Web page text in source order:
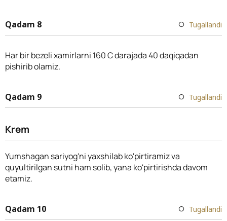
Qadam 8 Tugallandi
Har bir bezeli xamirlarni 160 C darajada 40 daqiqadan
pishirib olamiz.
Qadam 9 Tugallandi
Krem
Yumshagan sariyog'ni yaxshilab ko'pirtiramiz va
quyultirilgan sutni ham solib, yana ko'pirtirishda davom
etamiz.
Qadam 10 Tugallandi